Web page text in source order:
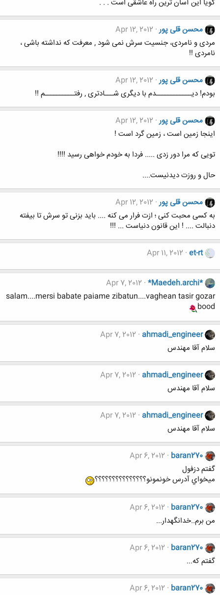
گویا این آسان ترین راه عاشقی است . . .
محسن قلی پور Apr 12, 2012
مردی و نامردی، جنسیت سرش نمی شود , معرفت که نداشته باشی ،
نامردی !!
محسن قلی پور Apr 12, 2012
بودم! دیــــــــــــدم با دیگری شـــادتری , رفتــــــــــم !!
محسن قلی پور Apr 12, 2012
اینجا زمین است ، زمین گرد است !
تویی که مرا دور زدی ..... فردا به خودم خواهی رسید !!!!
حال و روزت دیدنیست....
محسن قلی پور Apr 12, 2012
به کسی محبت کنی ؛ ازت فرار می کنه .... باید بزنی تو سرش تا بیفته
دنبالت .... ! این قانون دنیاست ... !!!
et-rt
Apr 11, 2012
*Maedeh.archi*
Apr 7, 2012
salam....mersi babate paiame zibatun....vaghean tasir gozar
bood
ahmadi_engineer
Apr 7, 2012
سلام آقا مهندس
ahmadi_engineer
Apr 7, 2012
سلام آقا مهندس
ahmadi_engineer
Apr 7, 2012
سلام آقا مهندس
baran270
Apr 6, 2012
گفتم دزفول
ميخواي آدرس خونمونو؟؟؟؟؟؟؟؟؟؟؟؟؟؟؟
baran270
Apr 6, 2012
من برم..خدانگهدار...
baran270
Apr 6, 2012
گفتم كه...
baran270
Apr 6, 2012